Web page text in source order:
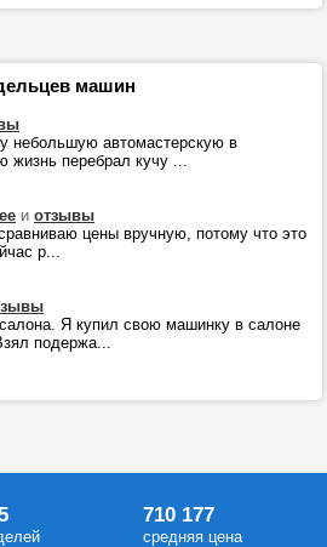
машин
небольшую автомастерскую в
жизнь перебрал кучу ...
и отзывы
цены вручную, потому что это
р...
Я купил свою машинку в салоне
подержа...
710 177
средняя цена